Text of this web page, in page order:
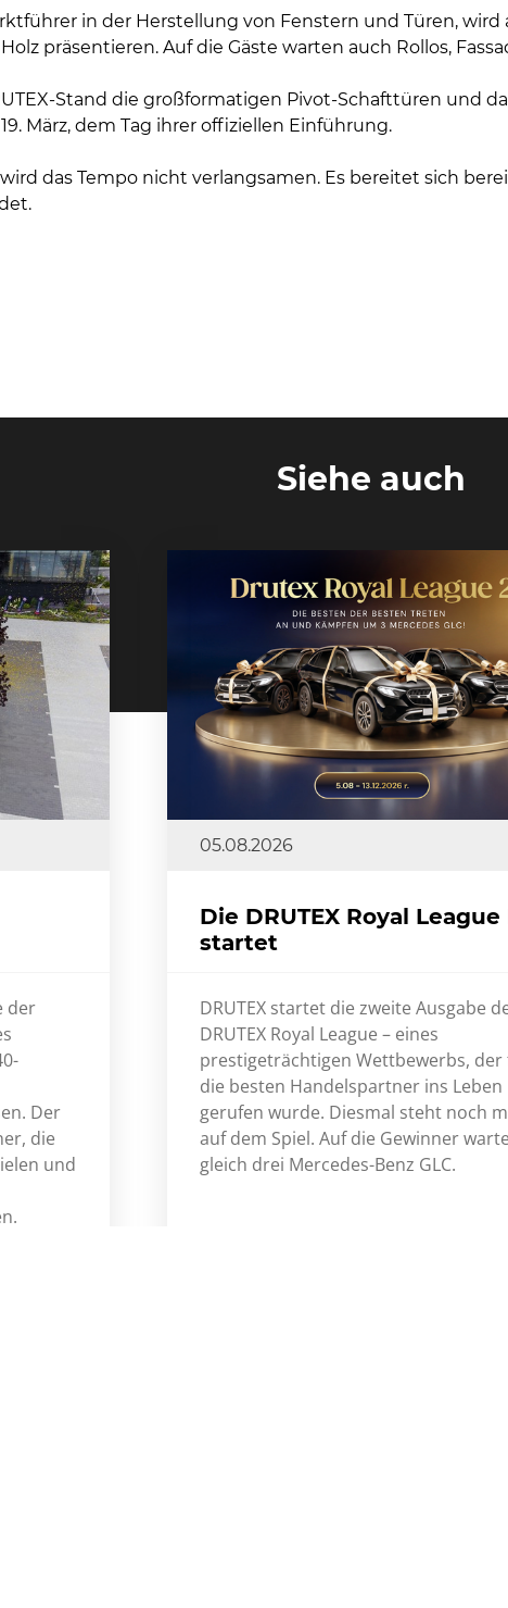
in der Herstellung von Fenstern und Türen,
präsentieren. Auf die Gäste warten auch Rollos,
Stand die großformatigen Pivot-Schafttüren und
März, dem Tag ihrer offiziellen Einführung.
das Tempo nicht verlangsamen. Es bereitet sich
Siehe auch
der
Der
die
und
05.08.2026
Die DRUTEX Royal League
startet
DRUTEX startet die zweite Ausgabe
DRUTEX Royal League – eines
prestigeträchtigen Wettbewerbs, der
die besten Handelspartner ins Leben
gerufen wurde. Diesmal steht noch
auf dem Spiel. Auf die Gewinner
gleich drei Mercedes-Benz GLC.